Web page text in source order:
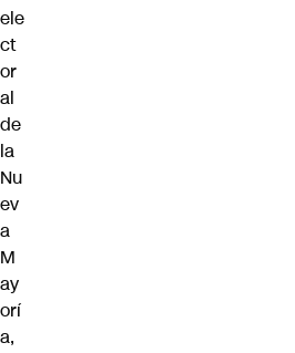
ele
ct
or
al
de
la
Nu
ev
a
M
ay
orí
a,